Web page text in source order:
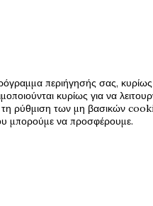
περιήγησής σας,
κυρίως για να
ρύθμιση των μη βασικών
μπορούμε να προσφέρουμε.